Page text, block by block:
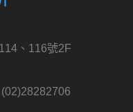
、116號2F